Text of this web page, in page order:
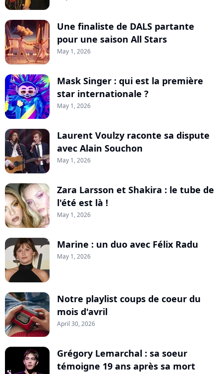
Une finaliste de DALS partante
pour une saison All Stars
May 1, 2026
Mask Singer : qui est la première
star internationale ?
May 1, 2026
Laurent Voulzy raconte sa dispute
avec Alain Souchon
May 1, 2026
Zara Larsson et Shakira : le tube de
l'été est là !
May 1, 2026
Marine : un duo avec Félix Radu
May 1, 2026
Notre playlist coups de coeur du
mois d'avril
April 30, 2026
Grégory Lemarchal : sa soeur
témoigne 19 ans après sa mort